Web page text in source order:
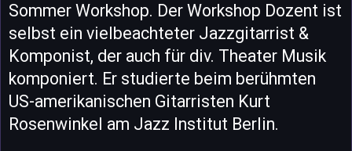
Sommer Workshop. Der Workshop Dozent ist
selbst ein vielbeachteter Jazzgitarrist &
Komponist, der auch für div. Theater Musik
komponiert. Er studierte beim berühmten
US-amerikanischen Gitarristen Kurt
Rosenwinkel am Jazz Institut Berlin.